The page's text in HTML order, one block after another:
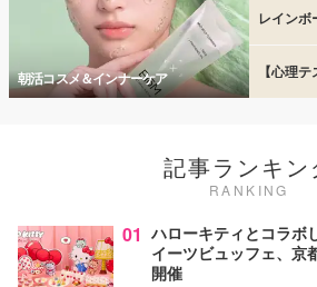
朝活コスメ＆インナーケア
レインボ
【心理
記事ランキン
RANKING
01 ハローキティとコラボ
イーツビュッフェ、京
開催